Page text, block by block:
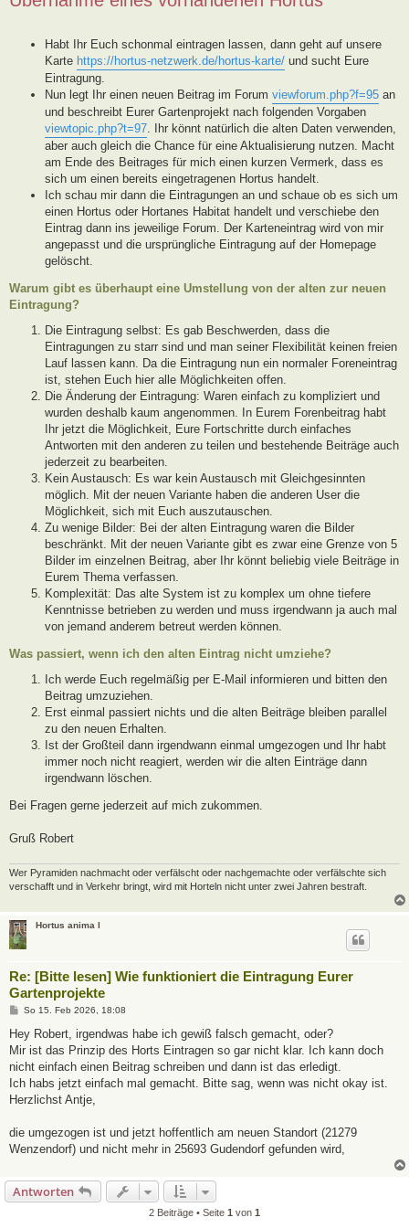
Habt Ihr Euch schonmal eintragen lassen, dann geht auf unsere
Karte https://hortus-netzwerk.de/hortus-karte/ und sucht Eure
Eintragung.
Nun legt Ihr einen neuen Beitrag im Forum viewforum.php?f=95 an
und beschreibt Eurer Gartenprojekt nach folgenden Vorgaben
viewtopic.php?t=97. Ihr könnt natürlich die alten Daten verwenden,
aber auch gleich die Chance für eine Aktualisierung nutzen. Macht
am Ende des Beitrages für mich einen kurzen Vermerk, dass es
sich um einen bereits eingetragenen Hortus handelt.
Ich schau mir dann die Eintragungen an und schaue ob es sich um
einen Hortus oder Hortanes Habitat handelt und verschiebe den
Eintrag dann ins jeweilige Forum. Der Karteneintrag wird von mir
angepasst und die ursprüngliche Eintragung auf der Homepage
gelöscht.
Warum gibt es überhaupt eine Umstellung von der alten zur neuen
Eintragung?
Die Eintragung selbst: Es gab Beschwerden, dass die
Eintragungen zu starr sind und man seiner Flexibilität keinen freien
Lauf lassen kann. Da die Eintragung nun ein normaler Foreneintrag
ist, stehen Euch hier alle Möglichkeiten offen.
Die Änderung der Eintragung: Waren einfach zu kompliziert und
wurden deshalb kaum angenommen. In Eurem Forenbeitrag habt
Ihr jetzt die Möglichkeit, Eure Fortschritte durch einfaches
Antworten mit den anderen zu teilen und bestehende Beiträge auch
jederzeit zu bearbeiten.
Kein Austausch: Es war kein Austausch mit Gleichgesinnten
möglich. Mit der neuen Variante haben die anderen User die
Möglichkeit, sich mit Euch auszutauschen.
Zu wenige Bilder: Bei der alten Eintragung waren die Bilder
beschränkt. Mit der neuen Variante gibt es zwar eine Grenze von 5
Bilder im einzelnen Beitrag, aber Ihr könnt beliebig viele Beiträge in
Eurem Thema verfassen.
Komplexität: Das alte System ist zu komplex um ohne tiefere
Kenntnisse betrieben zu werden und muss irgendwann ja auch mal
von jemand anderem betreut werden können.
Was passiert, wenn ich den alten Eintrag nicht umziehe?
Ich werde Euch regelmäßig per E-Mail informieren und bitten den
Beitrag umzuziehen.
Erst einmal passiert nichts und die alten Beiträge bleiben parallel
zu den neuen Erhalten.
Ist der Großteil dann irgendwann einmal umgezogen und Ihr habt
immer noch nicht reagiert, werden wir die alten Einträge dann
irgendwann löschen.
Bei Fragen gerne jederzeit auf mich zukommen.
Gruß Robert
Wer Pyramiden nachmacht oder verfälscht oder nachgemachte oder verfälschte sich
verschafft und in Verkehr bringt, wird mit Horteln nicht unter zwei Jahren bestraft.
Hortus anima l
Re: [Bitte lesen] Wie funktioniert die Eintragung Eurer
Gartenprojekte
B
i
r
a
So 15. Feb 2026, 18:08
Hey Robert, irgendwas habe ich gewiß falsch gemacht, oder?
Mir ist das Prinzip des Horts Eintragen so gar nicht klar. Ich kann doch
nicht einfach einen Beitrag schreiben und dann ist das erledigt.
Ich habs jetzt einfach mal gemacht. Bitte sag, wenn was nicht okay ist.
Herzlichst Antje,
die umgezogen ist und jetzt hoffentlich am neuen Standort (21279
Wenzendorf) und nicht mehr in 25693 Gudendorf gefunden wird,
Antworten
2 Beiträge • Seite 1 von 1